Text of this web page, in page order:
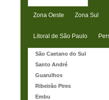
Zona Oeste Zona Sul
Litoral de São Paulo
São Caetano do Sul
Santo André
Guarulhos
Ribeirão Pires
Embu